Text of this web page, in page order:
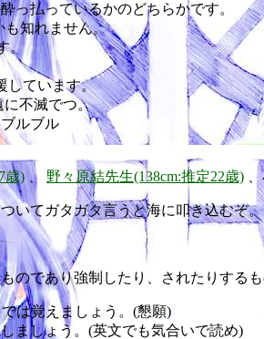
っ払っているかのどちらかです。
も知れません。
。
しています。
に不滅でつ。
ルブル
歳) 、 野々原結先生(138cm:推定22歳)
いてガタガタ言うと海に叩き込むぞ。
のであり強制したり、されたりする
は覚えましょう。(懇願)
ましょう。(英文でも気合いで読め)